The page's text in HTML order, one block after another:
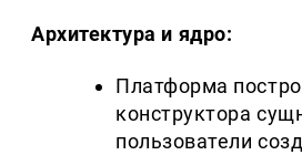
Архитектура и ядро:
Платформа
конструктора
пользователи